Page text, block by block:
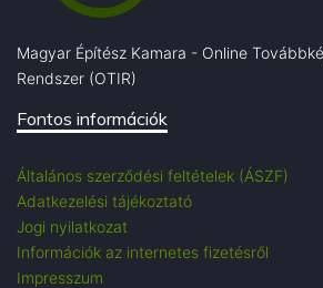
Magyar Építész Kamara - Online
Rendszer (OTIR)
Fontos információk
Általános szerződési feltételek (ÁSZF)
Adatkezelési tájékoztató
Jogi nyilatkozat
Információk az internetes fizetésről
Impresszum